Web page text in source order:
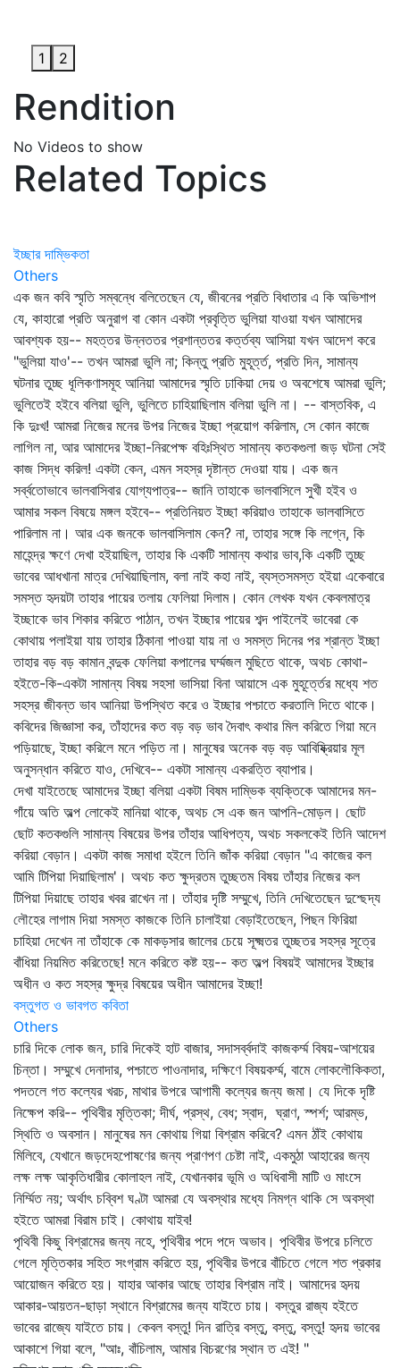
1 2
Rendition
No Videos to show
Related Topics
ইচ্ছার দাম্ভিকতা
Others
এক জন কবি স্মৃতি সম্বন্ধে বলিতেছেন যে, জীবনের প্রতি বিধাতার এ কি অভিশাপ
যে, কাহারো প্রতি অনুরাগ বা কোন একটা প্রবৃত্তি ভুলিয়া যাওয়া যখন আমাদের
আবশ্যক হয়-- মহত্তর উন্নততর প্রশান্ততর কর্ত্তব্য আসিয়া যখন আদেশ করে
"ভুলিয়া যাও'-- তখন আমরা ভুলি না; কিন্তু প্রতি মুহূর্ত্ত, প্রতি দিন, সামান্য
ঘটনার তুচ্ছ ধূলিকণাসমূহ আনিয়া আমাদের স্মৃতি ঢাকিয়া দেয় ও অবশেষে আমরা ভুলি;
ভুলিতেই হইবে বলিয়া ভুলি, ভুলিতে চাহিয়াছিলাম বলিয়া ভুলি না। -- বাস্তবিক, এ
কি দুঃখ! আমরা নিজের মনের উপর নিজের ইচ্ছা প্রয়োগ করিলাম, সে কোন কাজে
লাগিল না, আর আমাদের ইচ্ছা-নিরপেক্ষ বহিঃস্থিত সামান্য কতকগুলা জড় ঘটনা সেই
কাজ সিদ্ধ করিল! একটা কেন, এমন সহস্র দৃষ্টান্ত দেওয়া যায়। এক জন
সর্ব্বতোভাবে ভালবাসিবার যোগ্যপাত্র-- জানি তাহাকে ভালবাসিলে সুখী হইব ও
আমার সকল বিষয়ে মঙ্গল হইবে-- প্রতিনিয়ত ইচ্ছা করিয়াও তাহাকে ভালবাসিতে
পারিলাম না। আর এক জনকে ভালবাসিলাম কেন? না, তাহার সঙ্গে কি লগ্নে, কি
মাহেন্দ্র ক্ষণে দেখা হইয়াছিল, তাহার কি একটি সামান্য কথার ভাব,কি একটি তুচ্ছ
ভাবের আধখানা মাত্র দেখিয়াছিলাম, বলা নাই কহা নাই, ব্যস্তসমস্ত হইয়া একেবারে
সমস্ত হৃদয়টা তাহার পায়ের তলায় ফেলিয়া দিলাম। কোন লেখক যখন কেবলমাত্র
ইচ্ছাকে ভাব শিকার করিতে পাঠান, তখন ইচ্ছার পায়ের শব্দ পাইলেই ভাবেরা কে
কোথায় পলাইয়া যায় তাহার ঠিকানা পাওয়া যায় না ও সমস্ত দিনের পর শ্রান্ত ইচ্ছা
তাহার বড় বড় কামান বন্দুক ফেলিয়া কপালের ঘর্ম্মজল মুছিতে থাকে, অথচ কোথা-
হইতে-কি-একটা সামান্য বিষয় সহসা ভাসিয়া বিনা আয়াসে এক মুহূর্ত্তের মধ্যে শত
সহস্র জীবন্ত ভাব আনিয়া উপস্থিত করে ও ইচ্ছার পশ্চাতে করতালি দিতে থাকে।
কবিদের জিজ্ঞাসা কর, তাঁহাদের কত বড় বড় ভাব দৈবাৎ কথার মিল করিতে গিয়া মনে
পড়িয়াছে, ইচ্ছা করিলে মনে পড়িত না। মানুষের অনেক বড় বড় আবিষ্ক্রিয়ার মূল
অনুসন্ধান করিতে যাও, দেখিবে-- একটা সামান্য একরত্তি ব্যাপার।
দেখা যাইতেছে আমাদের ইচ্ছা বলিয়া একটা বিষম দাম্ভিক ব্যক্তিকে আমাদের মন-
গাঁয়ে অতি অল্প লোকেই মানিয়া থাকে, অথচ সে এক জন আপনি-মোড়ল। ছোট
ছোট কতকগুলি সামান্য বিষয়ের উপর তাঁহার আধিপত্য, অথচ সকলকেই তিনি আদেশ
করিয়া বেড়ান। একটা কাজ সমাধা হইলে তিনি জাঁক করিয়া বেড়ান "এ কাজের কল
আমি টিপিয়া দিয়াছিলাম'। অথচ কত ক্ষুদ্রতম তুচ্ছতম বিষয় তাঁহার নিজের কল
টিপিয়া দিয়াছে তাহার খবর রাখেন না। তাঁহার দৃষ্টি সম্মুখে, তিনি দেখিতেছেন দুশ্ছেদ্য
লৌহের লাগাম দিয়া সমস্ত কাজকে তিনি চালাইয়া বেড়াইতেছেন, পিছন ফিরিয়া
চাহিয়া দেখেন না তাঁহাকে কে মাকড়সার জালের চেয়ে সূক্ষ্মতর তুচ্ছতর সহস্র সূত্রে
বাঁধিয়া নিয়মিত করিতেছে! মনে করিতে কষ্ট হয়-- কত অল্প বিষয়ই আমাদের ইচ্ছার
অধীন ও কত সহস্র ক্ষুদ্র বিষয়ের অধীন আমাদের ইচ্ছা!
বস্তুগত ও ভাবগত কবিতা
Others
চারি দিকে লোক জন, চারি দিকেই হাট বাজার, সদাসর্ব্বদাই কাজকর্ম্ম বিষয়-আশয়ের
চিন্তা। সম্মুখে দেনাদার, পশ্চাতে পাওনাদার, দক্ষিণে বিষয়কর্ম্ম, বামে লোকলৌকিকতা,
পদতলে গত কল্যের খরচ, মাথার উপরে আগামী কল্যের জন্য জমা। যে দিকে দৃষ্টি
নিক্ষেপ করি-- পৃথিবীর মৃত্তিকা; দীর্ঘ, প্রস্থ, বেধ; স্বাদ, ঘ্রাণ, স্পর্শ; আরম্ভ,
স্থিতি ও অবসান। মানুষের মন কোথায় গিয়া বিশ্রাম করিবে? এমন ঠাঁই কোথায়
মিলিবে, যেখানে জড়দেহপোষণের জন্য প্রাণপণ চেষ্টা নাই, একমুঠা আহারের জন্য
লক্ষ লক্ষ আকৃতিধারীর কোলাহল নাই, যেখানকার ভূমি ও অধিবাসী মাটি ও মাংসে
নির্ম্মিত নয়; অর্থাৎ চব্বিশ ঘণ্টা আমরা যে অবস্থার মধ্যে নিমগ্ন থাকি সে অবস্থা
হইতে আমরা বিরাম চাই। কোথায় যাইব!
পৃথিবী কিছু বিশ্রামের জন্য নহে, পৃথিবীর পদে পদে অভাব। পৃথিবীর উপরে চলিতে
গেলে মৃত্তিকার সহিত সংগ্রাম করিতে হয়, পৃথিবীর উপরে বাঁচিতে গেলে শত প্রকার
আয়োজন করিতে হয়। যাহার আকার আছে তাহার বিশ্রাম নাই। আমাদের হৃদয়
আকার-আয়তন-ছাড়া স্থানে বিশ্রামের জন্য যাইতে চায়। বস্তুর রাজ্য হইতে
ভাবের রাজ্যে যাইতে চায়। কেবল বস্তু! দিন রাত্রি বস্তু, বস্তু, বস্তু! হৃদয় ভাবের
আকাশে গিয়া বলে, "আঃ, বাঁচিলাম, আমার বিচরণের স্থান ত এই! "